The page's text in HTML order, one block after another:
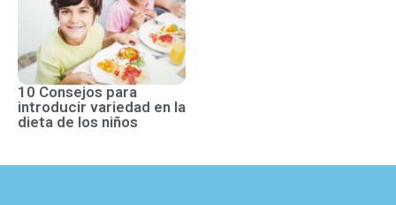
10 Consejos para
introducir variedad en la
dieta de los niños